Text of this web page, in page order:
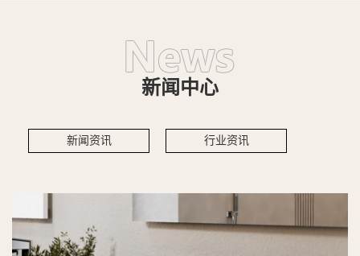
新闻中心
新闻资讯 行业资讯